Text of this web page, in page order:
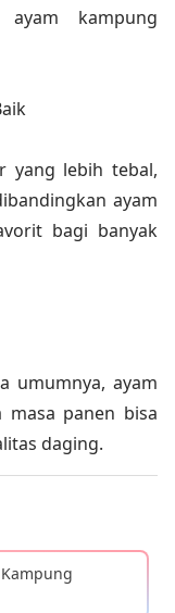
ayam kampung
yang lebih tebal,
ayam
bagi banyak
umumnya, ayam
panen bisa
daging.